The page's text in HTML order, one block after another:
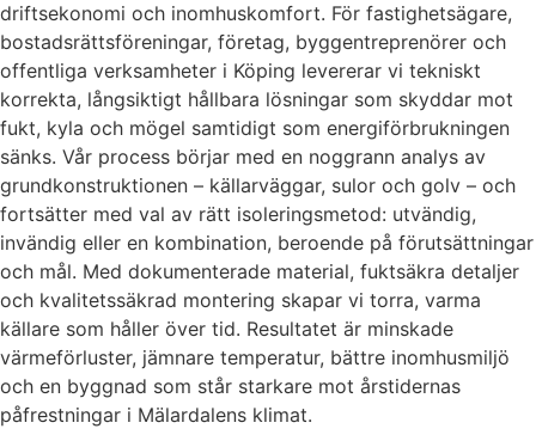
driftsekonomi och inomhuskomfort. För fastighetsägare,
bostadsrättsföreningar, företag, byggentreprenörer och
offentliga verksamheter i Köping levererar vi tekniskt
korrekta, långsiktigt hållbara lösningar som skyddar mot
fukt, kyla och mögel samtidigt som energiförbrukningen
sänks. Vår process börjar med en noggrann analys av
grundkonstruktionen – källarväggar, sulor och golv – och
fortsätter med val av rätt isoleringsmetod: utvändig,
invändig eller en kombination, beroende på förutsättningar
och mål. Med dokumenterade material, fuktsäkra detaljer
och kvalitetssäkrad montering skapar vi torra, varma
källare som håller över tid. Resultatet är minskade
värmeförluster, jämnare temperatur, bättre inomhusmiljö
och en byggnad som står starkare mot årstidernas
påfrestningar i Mälardalens klimat.